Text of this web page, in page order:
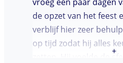
de opzet van het feest
verblijf hier zeer
op tijd zodat hij alles
zetten. Hij voelde de
+